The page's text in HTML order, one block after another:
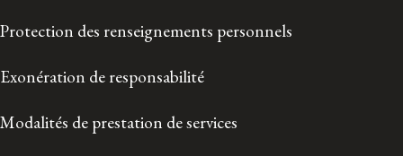
Protection des renseignements personnels
Exonération de responsabilité
Modalités de prestation de services